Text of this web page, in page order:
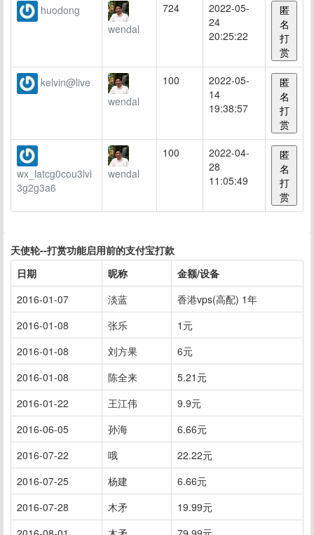
huodong
wendal
724
2022-05-
24
20:25:22
匿
名
打
赏
kelvin@live
wendal
100
2022-05-
14
19:38:57
匿
名
打
赏
wx_latcg0cou3lvl
3g2g3a6
wendal
100
2022-04-
28
11:05:49
匿
名
打
赏
天使轮--打赏功能启用前的支付宝打款
日期
昵称
金额/设备
2016-01-07
淡蓝
香港vps(高配) 1年
2016-01-08
张乐
1元
2016-01-08
刘方果
6元
2016-01-08
陈全来
5.21元
2016-01-22
王江伟
9.9元
2016-06-05
孙海
6.66元
2016-07-22
哦
22.22元
2016-07-25
杨建
6.66元
2016-07-28
木矛
19.99元